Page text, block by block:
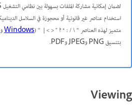
متميز لهذه العناصر “ \ / : * ? " < > | “ (Windowsو
بتنسيق PNG وJPEG وPDF.
Viewing